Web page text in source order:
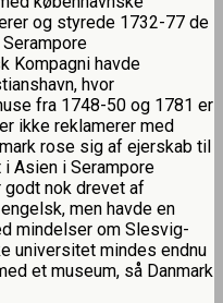
og styrede 1732-77 de
Kompagni havde
hvor
fra 1748-50 og 1781 er
ikke reklamerer med
rose sig af ejerskab til
Asien i Serampore
godt nok drevet af
men havde en
mindelser om Slesvig-
universitet mindes endnu
et museum, så Danmark